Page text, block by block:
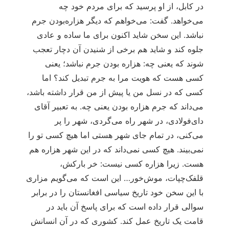
در کابل، از او پرسید که برای مردم خود چه
می‌‏خواهد. گفت: می‌‏خواهم که دیگر هزاره‌‏بودن جرم
نباشد. این سخن شاید اکنون برای ما ساده و عادی
جلوه کند و شاید هم برخی از شنیدن آن دچار تعجب
شوند که یعنی چه: هزاره بودن جرم نباشد؛ یعنی
کسی هست که هویت مرا به جرم تبدیل کند؟ اما
کسی که در نسل من یا پیش از من قرار داشته باشد،
می‌‏داند که جرم هزاره بودن یعنی چه. به تعبیر آقای
دای‌‏فولادی، در شهر راه می‌‏گردی، شهر را پر
می‌‏کنی، در تمام جای شهر هستی اما هیچ کسی تو را
نمی‌‏‏بیند. هیچ کسی نمی‌‏‏داند که در این شهر هزاره هم
هست. زیرا هزاره کسی نیست: خر بارکش،
قلفک‌‏چپات، موش‌‏خور… این است که می‌‏گویم مزاری
با این سخن خود تاریخ سیاسی افغانستان را در برابر
سوالی قرار داده است که برای پاسخ آن باید در
قامت یک تاریخ عمل کند. کشوری که در آن انسانش